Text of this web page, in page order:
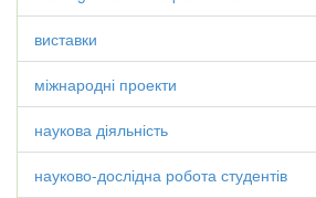
виставки
міжнародні проекти
наукова діяльність
науково-дослідна робота студентів